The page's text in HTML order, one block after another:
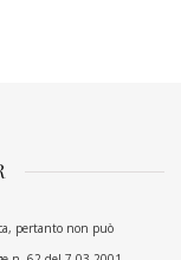
pertanto non può